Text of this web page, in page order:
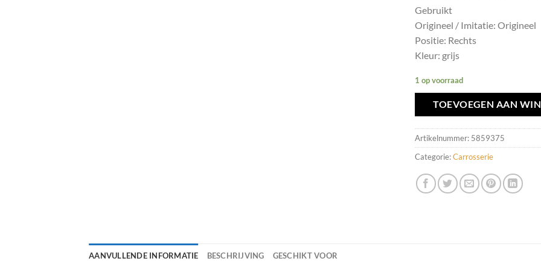
Gebruikt
Origineel / Imitatie: Origineel
Positie: Rechts
Kleur: grijs
1 op voorraad
TOEVOEGEN AAN
Artikelnummer: 5859375
Categorie:Carrosserie
AANVULLENDE INFORMATIE BESCHRIJVING GESCHIKT VOOR